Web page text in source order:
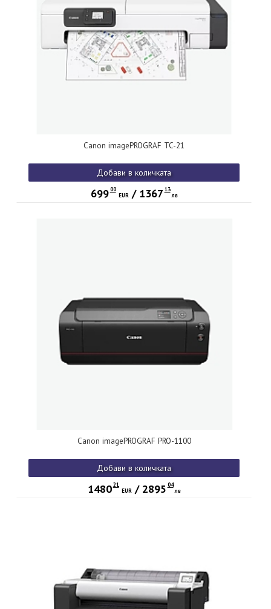
Canon imagePROGRAF TC-21
Добави в количката
699 00
EUR/ 1367 13
лв
Canon imagePROGRAF PRO-1100
Добави в количката
1480 21
EUR/ 2895 04
лв